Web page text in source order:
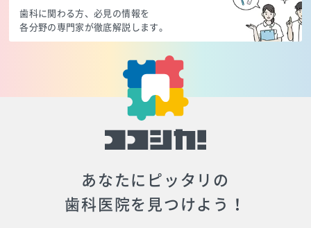
歯科に関わる方、必見の情報を
各分野の専門家が徹底解説します。
あなたにピッタリの
歯科医院を見つけよう！